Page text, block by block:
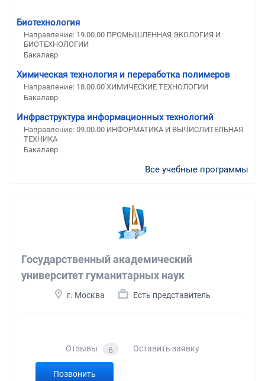
Биотехнология
Направление: 19.00.00 ПРОМЫШЛЕННАЯ ЭКОЛОГИЯ И
БИОТЕХНОЛОГИИ
Бакалавр
Химическая технология и переработка полимеров
Направление: 18.00.00 ХИМИЧЕСКИЕ ТЕХНОЛОГИИ
Бакалавр
Инфраструктура информационных технологий
Направление: 09.00.00 ИНФОРМАТИКА И ВЫЧИСЛИТЕЛЬНАЯ
ТЕХНИКА
Бакалавр
Все учебные программы
Государственный академический
университет гуманитарных наук
г. Москва Есть представитель
Отзывы 6 Оставить заявку
Позвонить